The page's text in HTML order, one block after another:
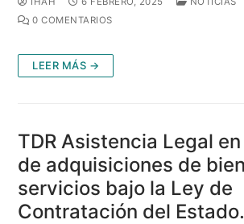
0 COMENTARIOS
LEER MÁS →
TDR Asistencia Legal
de adquisiciones de
servicios bajo la Ley de
Contratación del Estado.